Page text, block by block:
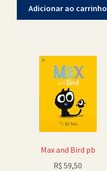
Adicionar ao carrinho
Max and Bird pb
R$ 59,50